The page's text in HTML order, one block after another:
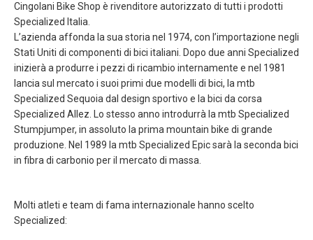
Cingolani Bike Shop è rivenditore autorizzato di tutti i prodotti
Specialized Italia.
L’azienda affonda la sua storia nel 1974, con l’importazione negli
Stati Uniti di componenti di bici italiani. Dopo due anni Specialized
inizierà a produrre i pezzi di ricambio internamente e nel 1981
lancia sul mercato i suoi primi due modelli di bici, la mtb
Specialized Sequoia dal design sportivo e la bici da corsa
Specialized Allez. Lo stesso anno introdurrà la mtb Specialized
Stumpjumper, in assoluto la prima mountain bike di grande
produzione. Nel 1989 la mtb Specialized Epic sarà la seconda bici
in fibra di carbonio per il mercato di massa.
Molti atleti e team di fama internazionale hanno scelto
Specialized: